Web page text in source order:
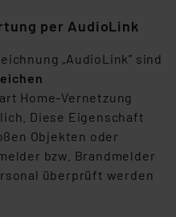
per AudioLink
„AudioLink” sind
Home-Vernetzung
Diese Eigenschaft
Objekten oder
bzw. Brandmelder
überprüft werden